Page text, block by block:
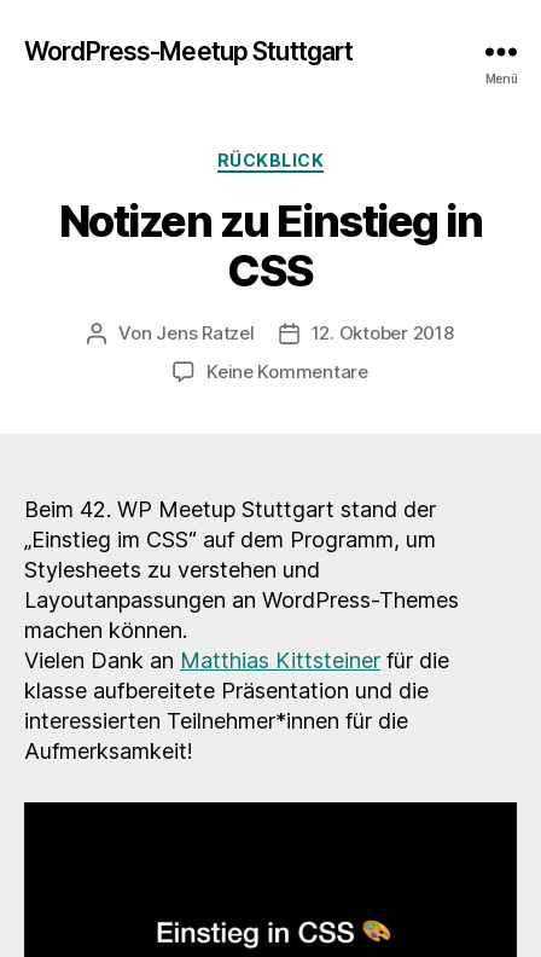
WordPress-Meetup Stuttgart
Menü
Kategorien
RÜCKBLICK
Notizen zu Einstieg in
CSS
Beitragsautor
Von Jens Ratzel Veröffentlichungsdatum
12. Oktober 2018
Keine Kommentarezu
CSS
Beim 42. WP Meetup Stuttgart stand der
„Einstieg im CSS“ auf dem Programm, um
Stylesheets zu verstehen und
Layoutanpassungen an WordPress-Themes
machen können.
Vielen Dank an Matthias Kittsteiner für die
klasse aufbereitete Präsentation und die
interessierten Teilnehmer*innen für die
Aufmerksamkeit!